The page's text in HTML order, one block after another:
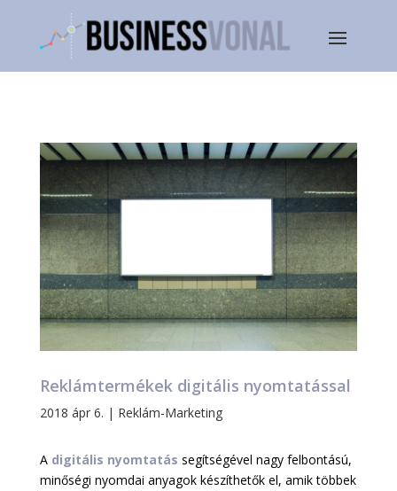
Reklámtermékek digitális nyomtatással
2018 ápr 6. | Reklám-Marketing
A digitális nyomtatás segítségével nagy felbontású,
minőségi nyomdai anyagok készíthetők el, amik többek